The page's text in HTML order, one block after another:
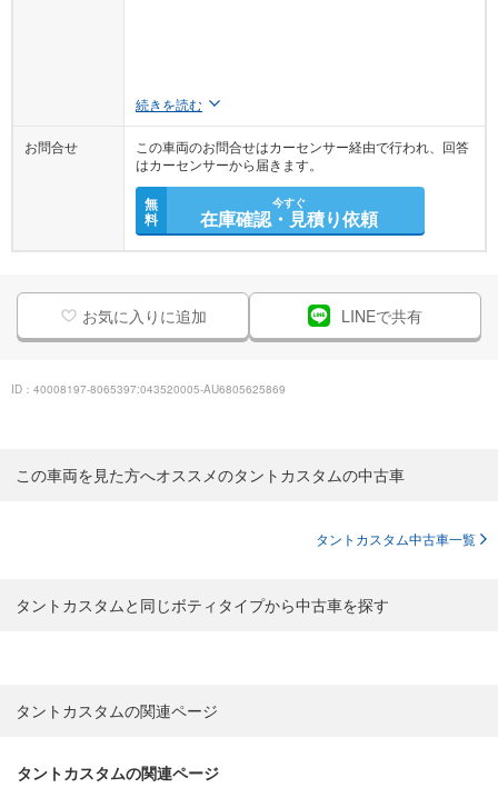
続きを読む
お問合せ
この車両のお問合せはカーセンサー経由で行われ、回答
はカーセンサーから届きます。
無
料
今すぐ
在庫確認・見積り依頼
お気に入りに追加 LINEで共有
ID：40008197-8065397:043520005-AU6805625869
この車両を見た方へオススメのタントカスタムの中古車
タントカスタム中古車一覧
タントカスタムと同じボティタイプから中古車を探す
タントカスタムの関連ページ
タントカスタムの関連ページ